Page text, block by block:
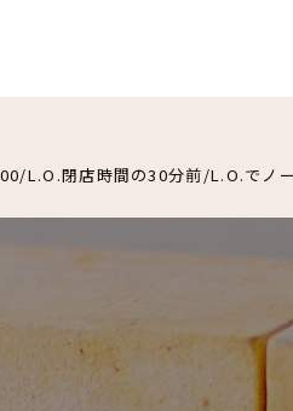
L.O.閉店時間の30分前/L.O.でノ